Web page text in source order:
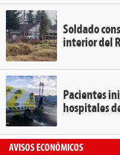
Soldado
interior del
Pacientes
hospitales
AVISOS ECONÓMICOS